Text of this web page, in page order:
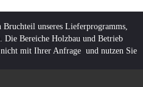
unseres Lieferprogramms,
Die Bereiche Holzbau und Betrieb
mit Ihrer Anfrage und nutzen Sie